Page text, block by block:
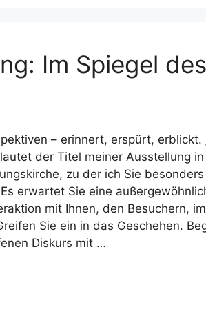
Im Spiegel des
– erinnert, erspürt, erblickt.
der Titel meiner Ausstellung
zu der ich Sie
erwartet Sie eine
mit Ihnen, den Besuchern,
Sie ein in das Geschehen.
Diskurs mit …